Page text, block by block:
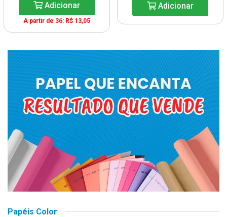
Adicionar
A partir de 36: R$ 13,05
Adicionar
Papéis Color